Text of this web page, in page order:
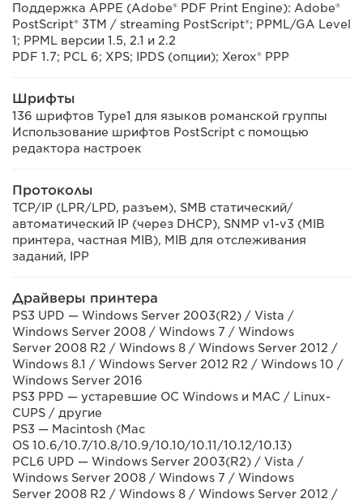
Поддержка APPE (Adobe® PDF Print Engine): Adobe®
PostScript® 3TM / streaming PostScript®; PPML/GA Level
1; PPML версии 1.5, 2.1 и 2.2
PDF 1.7; PCL 6; XPS; IPDS (опции); Xerox® PPP
Шрифты
136 шрифтов Type1 для языков романской группы
Использование шрифтов PostScript с помощью
редактора настроек
Протоколы
TCP/IP (LPR/LPD, разъем), SMB статический/
автоматический IP (через DHCP), SNMP v1-v3 (MIB
принтера, частная MIB), MIB для отслеживания
заданий, IPP
Драйверы принтера
PS3 UPD — Windows Server 2003(R2) / Vista /
Windows Server 2008 / Windows 7 / Windows
Server 2008 R2 / Windows 8 / Windows Server 2012 /
Windows 8.1 / Windows Server 2012 R2 / Windows 10 /
Windows Server 2016
PS3 PPD — устаревшие ОС Windows и MAC / Linux-
CUPS / другие
PS3 — Macintosh (Mac
OS 10.6/10.7/10.8/10.9/10.10/10.11/10.12/10.13)
PCL6 UPD — Windows Server 2003(R2) / Vista /
Windows Server 2008 / Windows 7 / Windows
Server 2008 R2 / Windows 8 / Windows Server 2012 /